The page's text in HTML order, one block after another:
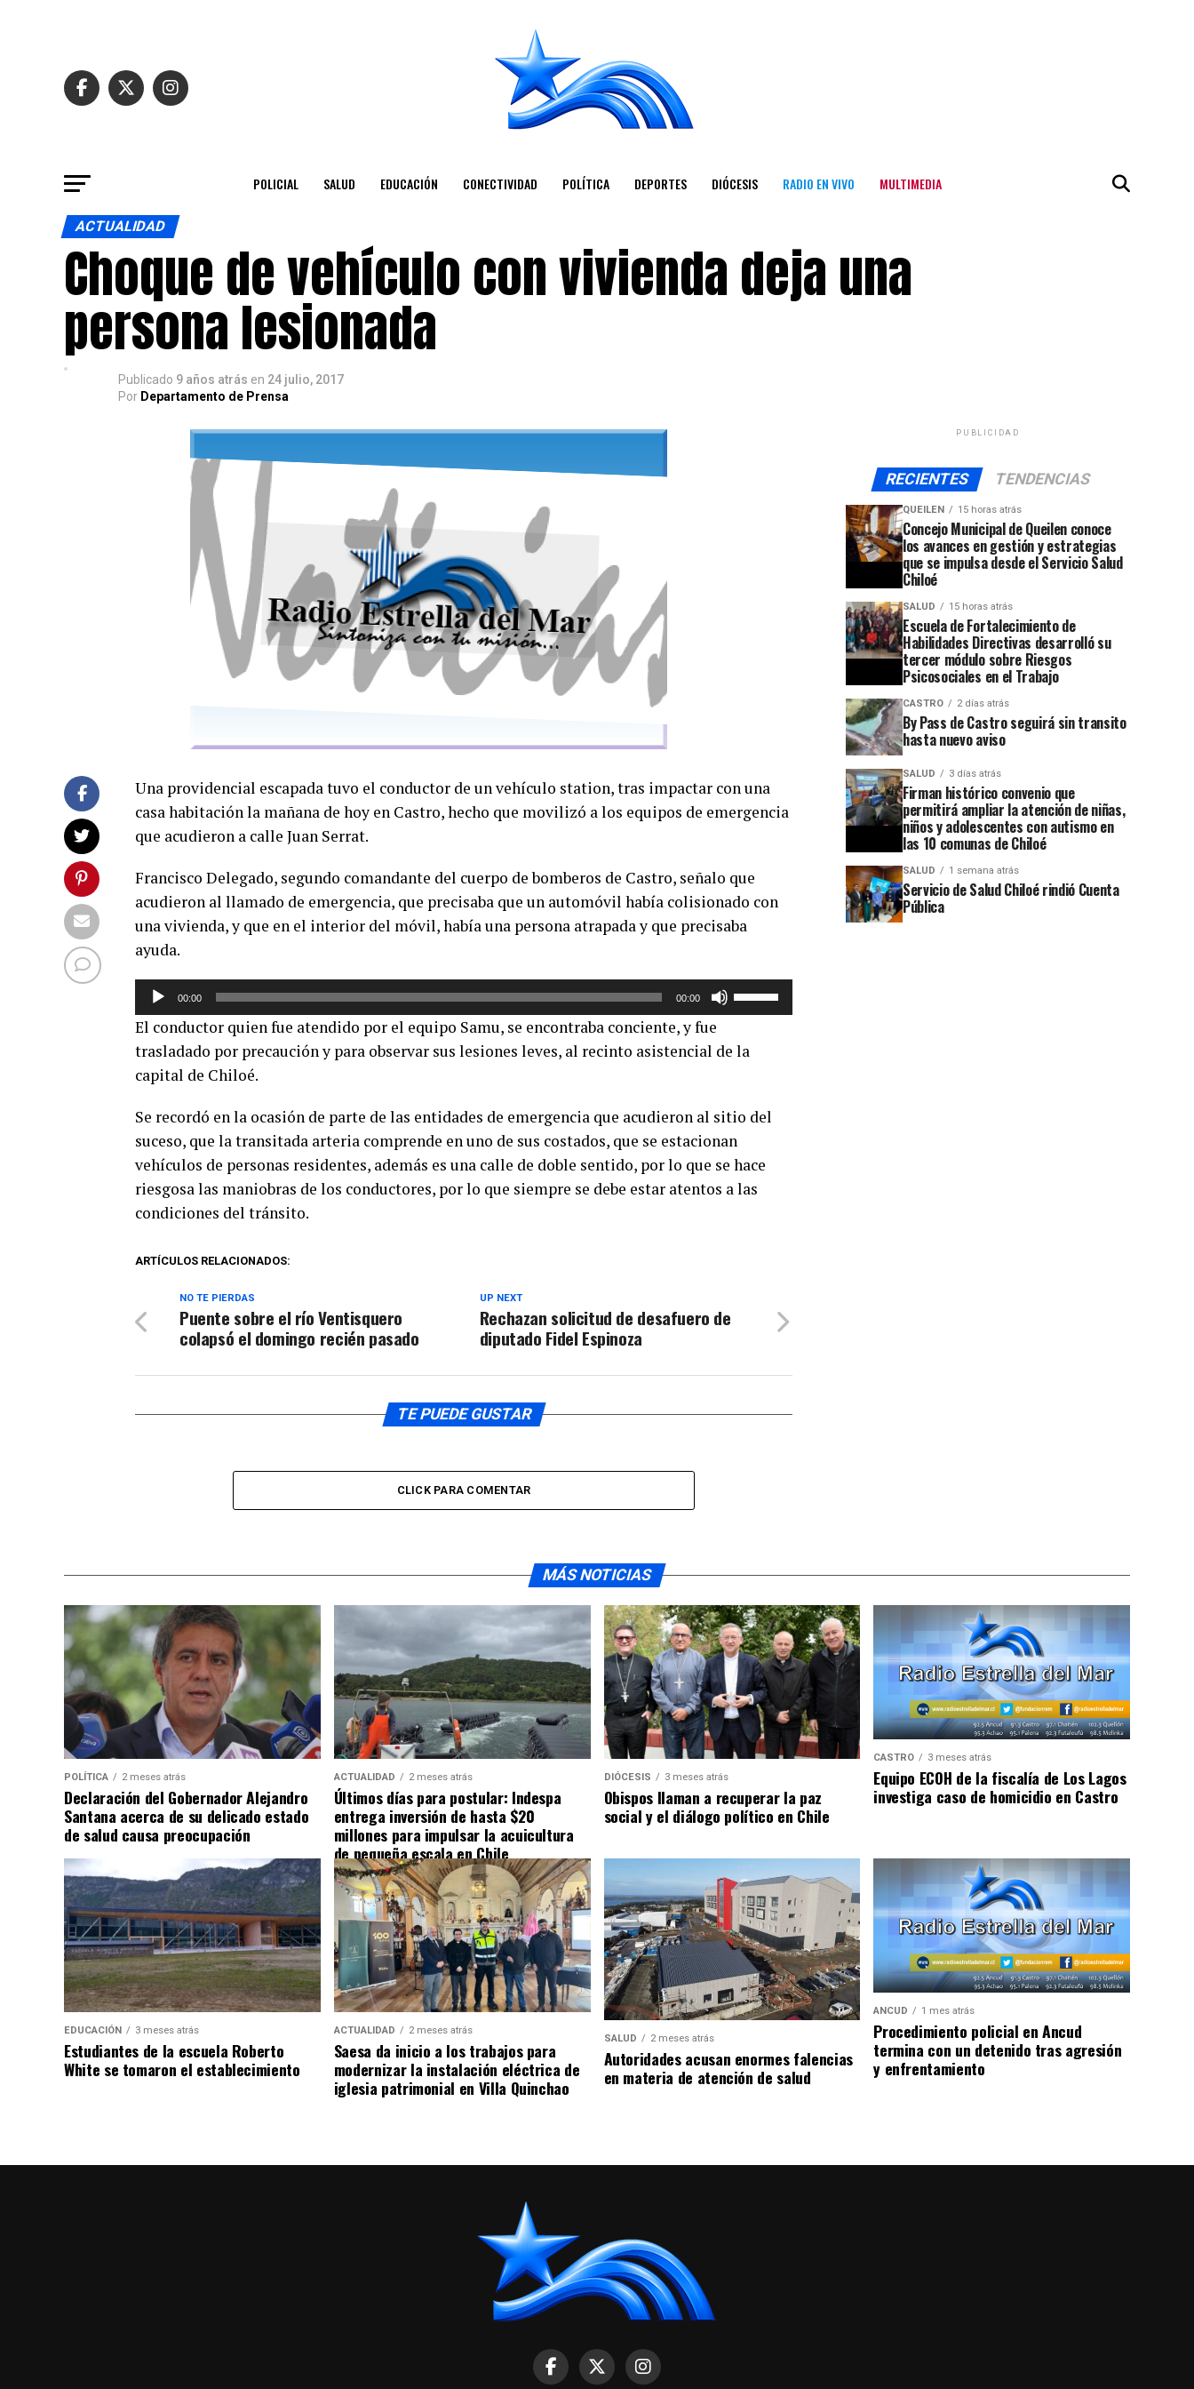
POLICIAL SALUD EDUCACIÓN CONECTIVIDAD POLÍTICA DEPORTES DIÓCESIS RADIO EN VIVO MULTIMEDIA
ACTUALIDAD
Choque de vehículo con vivienda deja una
persona lesionada
Publicado 9 años atrás en 24 julio, 2017
Por Departamento de Prensa
Una providencial escapada tuvo el conductor de un vehículo station, tras impactar con una
casa habitación la mañana de hoy en Castro, hecho que movilizó a los equipos de emergencia
que acudieron a calle Juan Serrat.
Francisco Delegado, segundo comandante del cuerpo de bomberos de Castro, señalo que
acudieron al llamado de emergencia, que precisaba que un automóvil había colisionado con
una vivienda, y que en el interior del móvil, había una persona atrapada y que precisaba
ayuda.
Reproductor
audio
00:00 00:00
de
para
aumentar
o
disminuir
El conductor quien fue atendido por el equipo Samu, se encontraba conciente, y fue
trasladado por precaución y para observar sus lesiones leves, al recinto asistencial de la
capital de Chiloé.
Se recordó en la ocasión de parte de las entidades de emergencia que acudieron al sitio del
suceso, que la transitada arteria comprende en uno de sus costados, que se estacionan
vehículos de personas residentes, además es una calle de doble sentido, por lo que se hace
riesgosa las maniobras de los conductores, por lo que siempre se debe estar atentos a las
condiciones del tránsito.
ARTÍCULOS RELACIONADOS:
UP NEXT
Rechazan solicitud de desafuero de
diputado Fidel Espinoza
NO TE PIERDAS
Puente sobre el río Ventisquero
colapsó el domingo recién pasado
TE PUEDE GUSTAR
CLICK PARA COMENTAR
PUBLICIDAD
RECIENTES TENDENCIAS
QUEILEN 15 horas atrás
Concejo Municipal de Queilen conoce
los avances en gestión y estrategias
que se impulsa desde el Servicio Salud
Chiloé
SALUD 15 horas atrás
Escuela de Fortalecimiento de
Habilidades Directivas desarrolló su
tercer módulo sobre Riesgos
Psicosociales en el Trabajo
CASTRO 2 días atrás
By Pass de Castro seguirá sin transito
hasta nuevo aviso
SALUD 3 días atrás
Firman histórico convenio que
permitirá ampliar la atención de niñas,
niños y adolescentes con autismo en
las 10 comunas de Chiloé
SALUD 1 semana atrás
Servicio de Salud Chiloé rindió Cuenta
Pública
MÁS NOTICIAS
POLÍTICA 2 meses atrás
Declaración del Gobernador Alejandro
Santana acerca de su delicado estado
de salud causa preocupación
ACTUALIDAD 2 meses atrás
Últimos días para postular: Indespa
entrega inversión de hasta $20
millones para impulsar la acuicultura
de pequeña escala en Chile
DIÓCESIS 3 meses atrás
Obispos llaman a recuperar la paz
social y el diálogo político en Chile
CASTRO 3 meses atrás
Equipo ECOH de la fiscalía de Los Lagos
investiga caso de homicidio en Castro
EDUCACIÓN 3 meses atrás
Estudiantes de la escuela Roberto
White se tomaron el establecimiento
ACTUALIDAD 2 meses atrás
Saesa da inicio a los trabajos para
modernizar la instalación eléctrica de
iglesia patrimonial en Villa Quinchao
SALUD 2 meses atrás
Autoridades acusan enormes falencias
en materia de atención de salud
ANCUD 1 mes atrás
Procedimiento policial en Ancud
termina con un detenido tras agresión
y enfrentamiento